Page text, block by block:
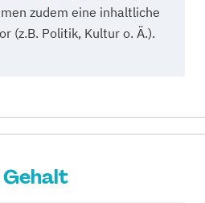
zudem eine inhaltliche
(z.B. Politik, Kultur o. Ä.).